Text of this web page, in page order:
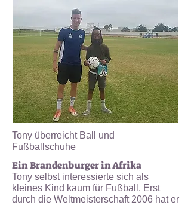
Tony überreicht Ball und
Fußballschuhe
Ein Brandenburger in Afrika
Tony selbst interessierte sich als
kleines Kind kaum für Fußball. Erst
durch die Weltmeisterschaft 2006 hat er